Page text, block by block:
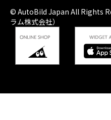
© AutoBild Japan All Rights
ラム株式会社）